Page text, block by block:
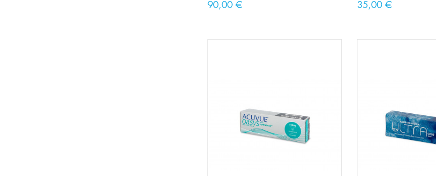
90,00 € 35,00 €